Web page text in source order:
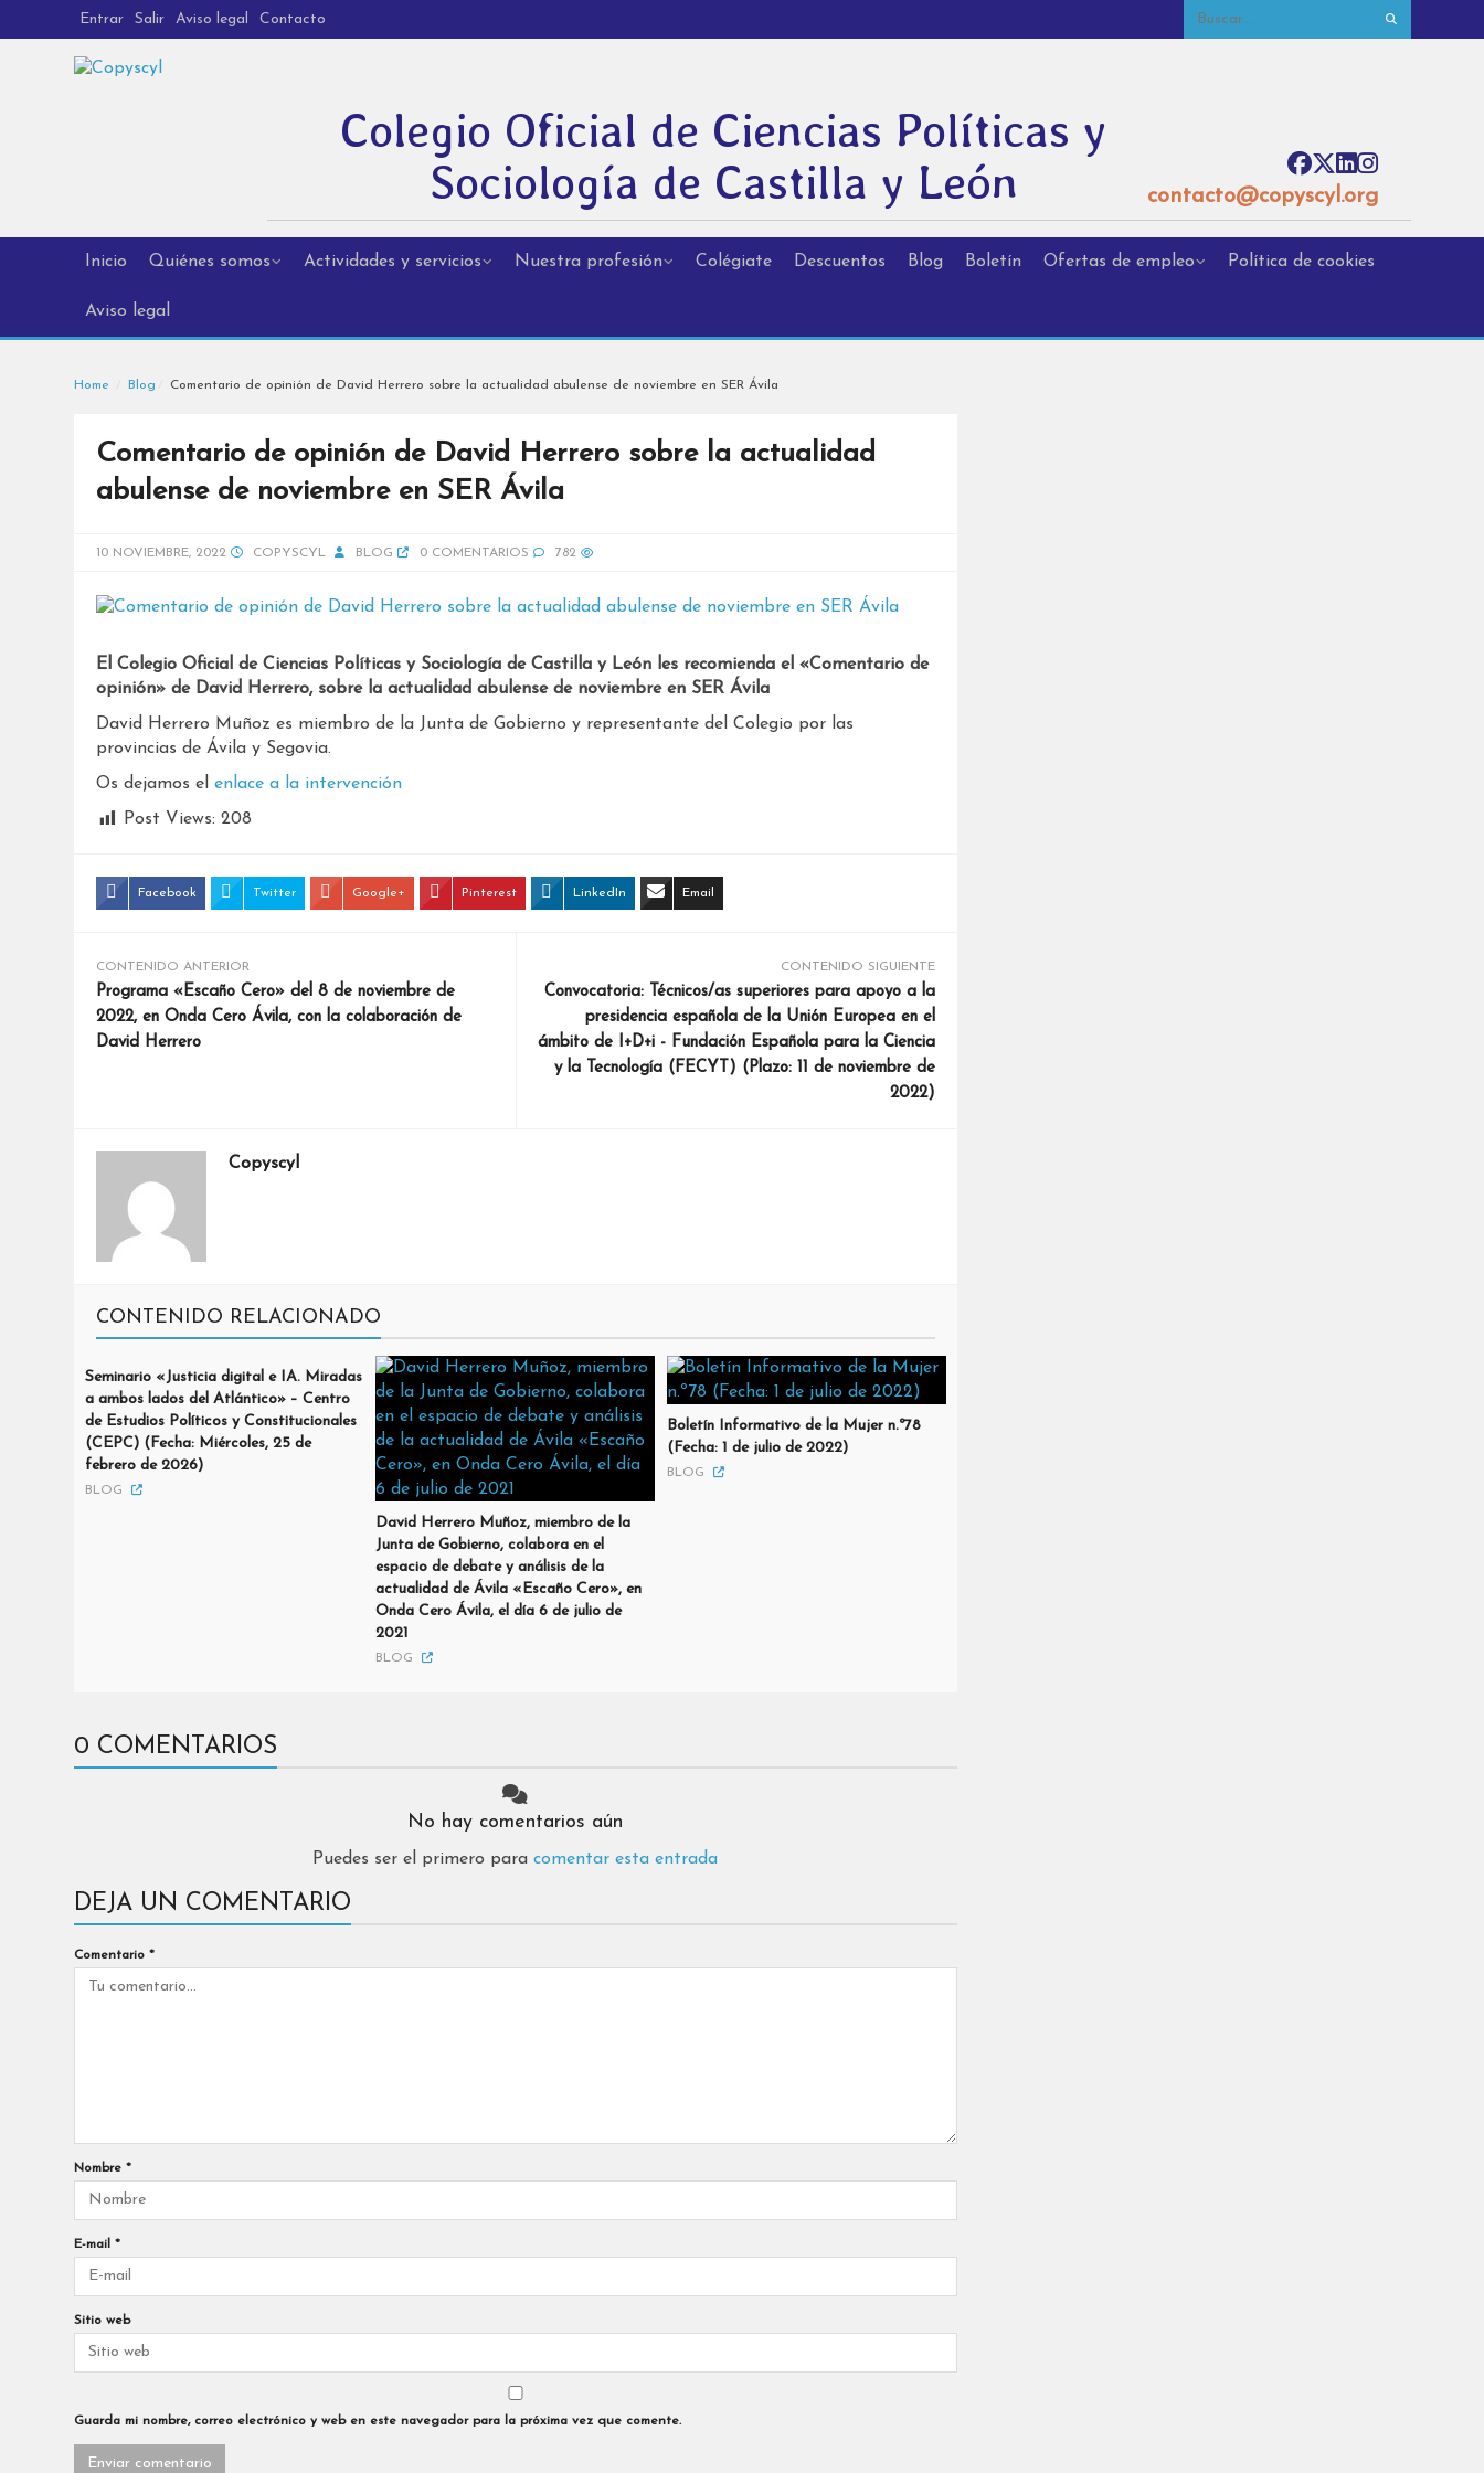
Entrar Salir Aviso legal Contacto
Colegio Oficial de Ciencias Políticas y
Sociología de Castilla y León
contacto@copyscyl.org
Inicio Quiénes somos Actividades y servicios Nuestra profesión Colégiate Descuentos Blog Boletín Ofertas de empleo Política de cookies
Aviso legal
Home Blog Comentario de opinión de David Herrero sobre la actualidad abulense de noviembre en SER Ávila
Comentario de opinión de David Herrero sobre la actualidad
abulense de noviembre en SER Ávila
10 NOVIEMBRE, 2022 COPYSCYL BLOG 0 COMENTARIOS 782
El Colegio Oficial de Ciencias Políticas y Sociología de Castilla y León les recomienda el «Comentario de
opinión» de David Herrero, sobre la actualidad abulense de noviembre en SER Ávila
David Herrero Muñoz es miembro de la Junta de Gobierno y representante del Colegio por las
provincias de Ávila y Segovia.
Os dejamos el enlace a la intervención
Post Views: 208
Facebook Twitter Google+ Pinterest LinkedIn Email
CONTENIDO ANTERIOR
Programa «Escaño Cero» del 8 de noviembre de
2022, en Onda Cero Ávila, con la colaboración de
David Herrero
CONTENIDO SIGUIENTE
Convocatoria: Técnicos/as superiores para apoyo a la
presidencia española de la Unión Europea en el
ámbito de I+D+i - Fundación Española para la Ciencia
y la Tecnología (FECYT) (Plazo: 11 de noviembre de
2022)
Copyscyl
CONTENIDO RELACIONADO
Seminario «Justicia digital e IA. Miradas
a ambos lados del Atlántico» – Centro
de Estudios Políticos y Constitucionales
(CEPC) (Fecha: Miércoles, 25 de
febrero de 2026)
BLOG
David Herrero Muñoz, miembro de la
Junta de Gobierno, colabora en el
espacio de debate y análisis de la
actualidad de Ávila «Escaño Cero», en
Onda Cero Ávila, el día 6 de julio de
2021
BLOG
Boletín Informativo de la Mujer n.º78
(Fecha: 1 de julio de 2022)
BLOG
0 COMENTARIOS
No hay comentarios aún
Puedes ser el primero paracomentar esta entrada
DEJA UN COMENTARIO
Comentario *
Nombre *
E-mail *
Sitio web
Guarda mi nombre, correo electrónico y web en este navegador para la próxima vez que comente.